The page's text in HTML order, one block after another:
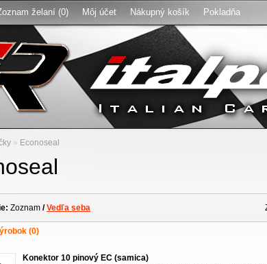
želaní (0) Môj účet Nákupný košík Pokladňa
» Econoseal
Zoznam / Vedľa seba
(0)
Konektor 10 pinový EC (samica)